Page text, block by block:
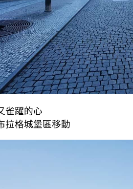
雀躍的心
拉格城堡區移動